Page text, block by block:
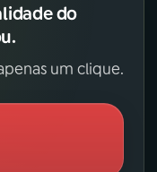
do
um clique.